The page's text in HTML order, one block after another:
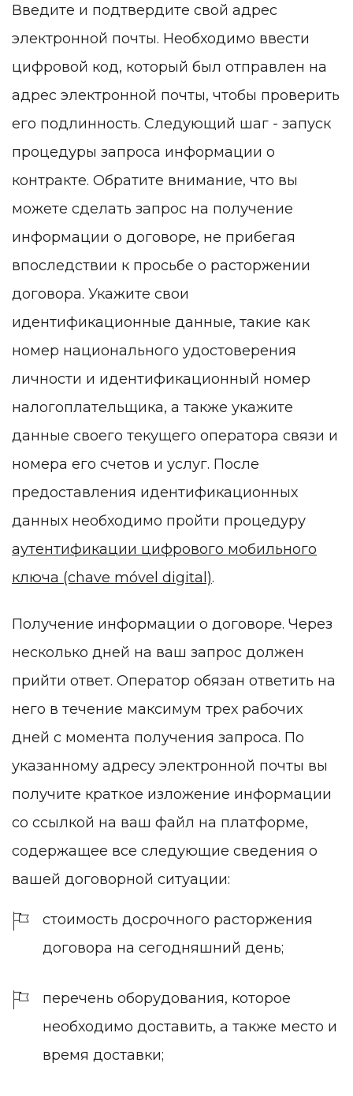
Введите и подтвердите свой адрес
электронной почты. Необходимо ввести
цифровой код, который был отправлен на
адрес электронной почты, чтобы проверить
его подлинность. Следующий шаг - запуск
процедуры запроса информации о
контракте. Обратите внимание, что вы
можете сделать запрос на получение
информации о договоре, не прибегая
впоследствии к просьбе о расторжении
договора. Укажите свои
идентификационные данные, такие как
номер национального удостоверения
личности и идентификационный номер
налогоплательщика, а также укажите
данные своего текущего оператора связи и
номера его счетов и услуг. После
предоставления идентификационных
данных необходимо пройти процедуру
аутентификации цифрового мобильного
ключа (chave móvel digital).
Получение информации о договоре. Через
несколько дней на ваш запрос должен
прийти ответ. Оператор обязан ответить на
него в течение максимум трех рабочих
дней с момента получения запроса. По
указанному адресу электронной почты вы
получите краткое изложение информации
со ссылкой на ваш файл на платформе,
содержащее все следующие сведения о
вашей договорной ситуации:
стоимость досрочного расторжения
договора на сегодняшний день;
перечень оборудования, которое
необходимо доставить, а также место и
время доставки;